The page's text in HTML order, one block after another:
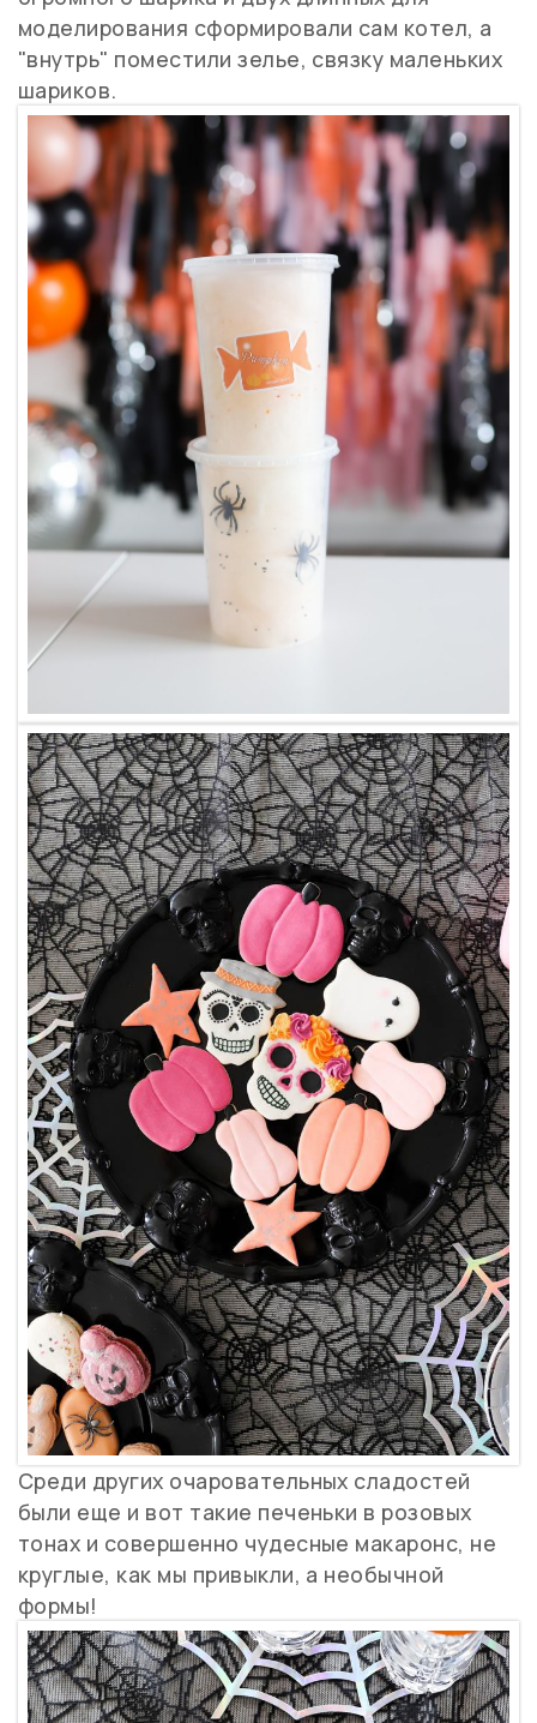
моделирования сформировали сам котел, а
"внутрь" поместили зелье, связку маленьких
шариков.
Среди других очаровательных сладостей
были еще и вот такие печеньки в розовых
тонах и совершенно чудесные макаронс, не
круглые, как мы привыкли, а необычной
формы!